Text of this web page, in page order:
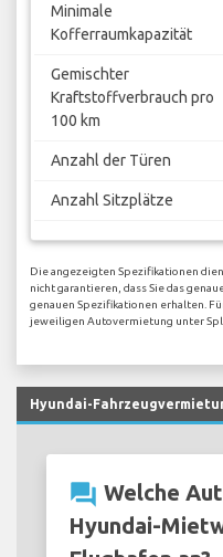
Minimale
Kofferraumkapazität
Gemischter
Kraftstoffverbrauch pro
100 km
Anzahl der Türen
Anzahl Sitzplätze
Die angezeigten Spezifikationen
nicht garantieren, dass Sie das
genauen Spezifikationen erhalten.
jeweiligen Autovermietung unter
Hyundai-
question_answer Welche
Hyundai-